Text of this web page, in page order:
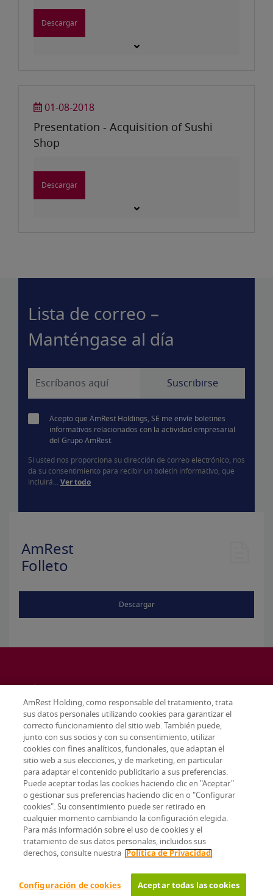
Descargar
01-08-2018
Presentation - Acquisition of Sushi
Shop
Descargar
Lista de correo –
Manténgase al día
Acepto que AmRest Holdings, SE me envíe boletines
informativos relacionados con la actividad empresarial
del Grupo AmRest.
Si usted nos proporciona su dirección de correo electrónico, nos
da su consentimiento para recibir un boletín informativo, que
incluirá... Ver todo
AmRest
Folleto
Descargar
Terms & conditions
Privacy policy
Configuración de cookies
AmRest Holding, como responsable del tratamiento, trata
sus datos personales utilizando cookies para garantizar el
correcto funcionamiento del sitio web. También puede,
junto con sus socios y con su consentimiento, utilizar
cookies con fines analíticos, funcionales, que adaptan el
sitio web a sus elecciones, y de marketing, en particular
para adaptar el contenido publicitario a sus preferencias.
Puede aceptar todas las cookies haciendo clic en "Aceptar"
o gestionar sus preferencias haciendo clic en o "Configurar
cookies". Su consentimiento puede ser retirado en
cualquier momento cambiando la configuración elegida.
Para más información sobre el uso de cookies y el
tratamiento de sus datos personales, incluidos sus
derechos, consulte nuestra
Política de Privacidad
Configuración de cookies Aceptar todas las cookies